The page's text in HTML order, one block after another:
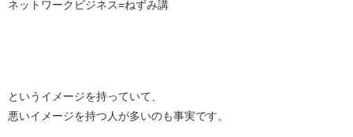
ネットワークビジネス=ねずみ講
というイメージを持っていて、
悪いイメージを持つ人が多いのも事実です。